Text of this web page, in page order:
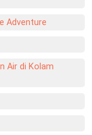
Adventure
Air di Kolam